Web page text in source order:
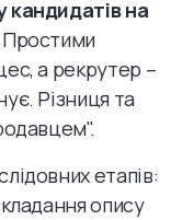
кандидатів на
Простими
а рекрутер –
Різниця та
етапів:
опису